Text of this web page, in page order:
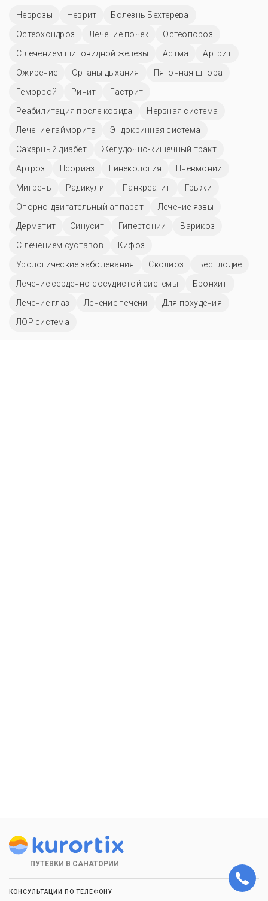
Неврозы Неврит
Болезнь Бехтерева
Остеохондроз
Лечение почек
Остеопороз
С лечением щитовидной железы
Астма
Артрит
Ожирение
Органы дыхания
Пяточная шпора
Геморрой
Ринит
Гастрит
Реабилитация после ковида
Нервная система
Лечение гайморита
Эндокринная система
Сахарный диабет
Желудочно-кишечный тракт
Артроз
Псориаз Гинекология
Пневмонии
Мигрень
Радикулит Панкреатит
Грыжи
Опорно-двигательный аппарат
Лечение язвы
Дерматит
Синусит Гипертонии
Варикоз
С лечением суставов
Кифоз
Урологические заболевания
Сколиоз
Бесплодие
Лечение сердечно-сосудистой системы
Бронхит
Лечение глаз
Лечение печени
Для похудения
ЛОР система
ПУТЕВКИ В САНАТОРИИ
КОНСУЛЬТАЦИИ ПО ТЕЛЕФОНУ